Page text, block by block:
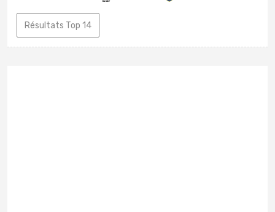
Résultats Top 14